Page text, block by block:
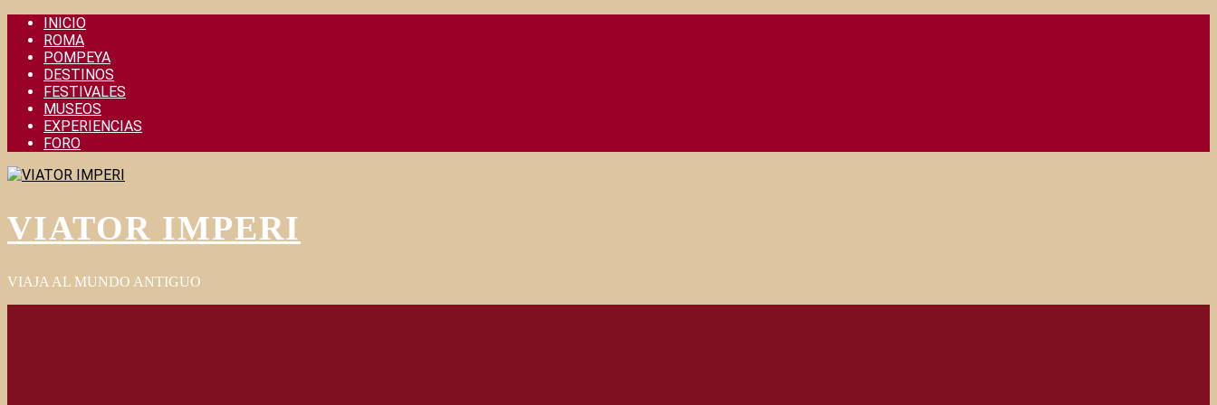
Skip
content
INICIO
ROMA
POMPEYA
DESTINOS
FESTIVALES
MUSEOS
EXPERIENCIAS
FORO
VIATOR IMPERI
VIAJA AL MUNDO ANTIGUO